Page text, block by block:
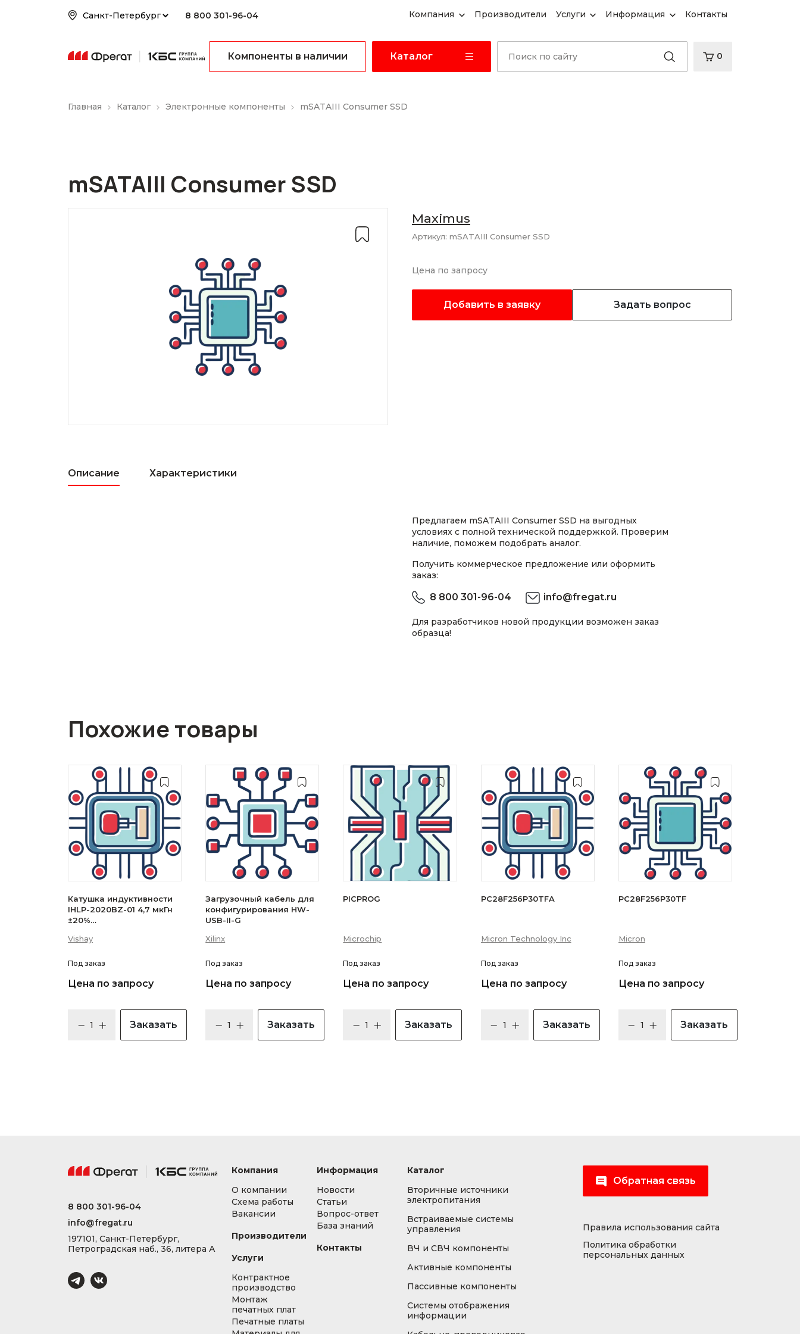
8 800 301-96-04 Компания Производители Услуги Информация Контакты
Компоненты в наличии Каталог 0
Главная Каталог Электронные компоненты mSATAIII Consumer SSD
mSATAIII Consumer SSD
Maximus
Артикул: mSATAIII Consumer SSD
Цена по запросу
Добавить в заявку Задать вопрос
Описание Характеристики
Предлагаем mSATAIII Consumer SSD на выгодных
условиях с полной технической поддержкой. Проверим
наличие, поможем подобрать аналог.
Получить коммерческое предложение или оформить
заказ:
8 800 301-96-04 info@fregat.ru
Для разработчиков новой продукции возможен заказ
образца!
Похожие товары
Катушка индуктивности
IHLP-2020BZ-01 4,7 мкГн
±20%
Vishay
Под заказ
Цена по запросу
Заказать
Загрузочный кабель для
конфигурирования HW-
USB-II-G
Xilinx
Под заказ
Цена по запросу
Заказать
PICPROG
Microchip
Под заказ
Цена по запросу
Заказать
PC28F256P30TFA
Micron Technology Inc
Под заказ
Цена по запросу
Заказать
PC28F256P30TF
Micron
Под заказ
Цена по запросу
Заказать
8 800 301-96-04
info@fregat.ru
197101, Санкт-Петербург,
Петроградская наб., 36, литера А
Компания
О компании
Схема работы
Вакансии
Производители
Услуги
Контрактное
производство
Монтаж
печатных плат
Печатные платы
Информация
Новости
Статьи
Вопрос-ответ
База знаний
Контакты
Каталог
Вторичные источники
электропитания
Встраиваемые системы
управления
ВЧ и СВЧ компоненты
Активные компоненты
Пассивные компоненты
Системы отображения
информации
Обратная связь
Правила использования сайта
Политика обработки
персональных данных